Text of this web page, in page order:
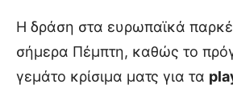
Η δράση στα ευρωπαϊκά
σήμερα Πέμπτη, καθώς το
γεμάτο κρίσιμα ματς για τα